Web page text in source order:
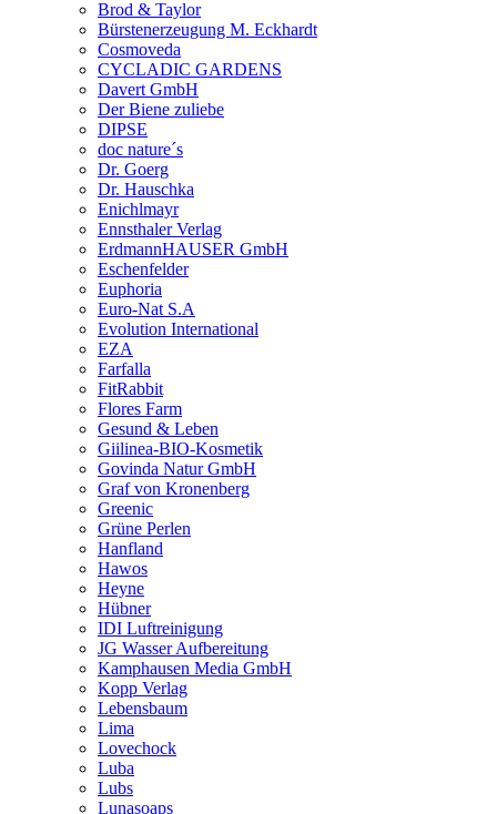
Brod & Taylor
Bürstenerzeugung M. Eckhardt
Cosmoveda
CYCLADIC GARDENS
Davert GmbH
Der Biene zuliebe
DIPSE
doc nature´s
Dr. Goerg
Dr. Hauschka
Enichlmayr
Ennsthaler Verlag
ErdmannHAUSER GmbH
Eschenfelder
Euphoria
Euro-Nat S.A
Evolution International
EZA
Farfalla
FitRabbit
Flores Farm
Gesund & Leben
Giilinea-BIO-Kosmetik
Govinda Natur GmbH
Graf von Kronenberg
Greenic
Grüne Perlen
Hanfland
Hawos
Heyne
Hübner
IDI Luftreinigung
JG Wasser Aufbereitung
Kamphausen Media GmbH
Kopp Verlag
Lebensbaum
Lima
Lovechock
Luba
Lubs
Lunasoaps